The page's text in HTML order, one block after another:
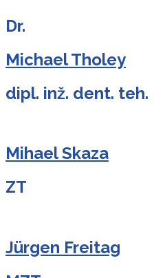
Dr.
Michael Tholey
dipl. inž. dent. teh.
Mihael Skaza
ZT
Jürgen Freitag